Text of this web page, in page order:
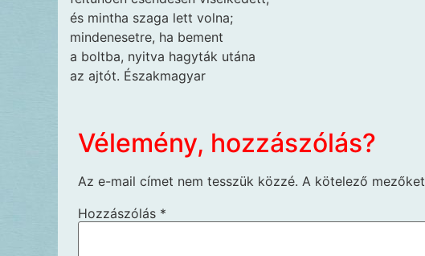
és mintha szaga lett volna;
mindenesetre, ha bement
a boltba, nyitva hagyták utána
az ajtót. Északmagyar
Vélemény, hozzászólás?
Az e-mail címet nem tesszük közzé. A kötelező mezőket
Hozzászólás *